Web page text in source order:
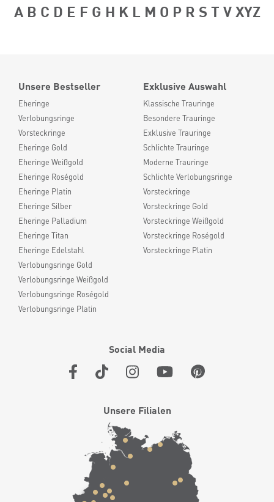
A B C D E F G H K L M O P RSTVXYZ
Unsere Bestseller
Eheringe
Verlobungsringe
Vorsteckringe
Eheringe Gold
Eheringe Weißgold
Eheringe Roségold
Eheringe Platin
Eheringe Silber
Eheringe Palladium
Eheringe Titan
Eheringe Edelstahl
Verlobungsringe Gold
Verlobungsringe Weißgold
Verlobungsringe Roségold
Verlobungsringe Platin
Exklusive Auswahl
Klassische Trauringe
Besondere Trauringe
Exklusive Trauringe
Schlichte Trauringe
Moderne Trauringe
Schlichte Verlobungsringe
Vorsteckringe
Vorsteckringe Gold
Vorsteckringe Weißgold
Vorsteckringe Roségold
Vorsteckringe Platin
Social Media
Unsere Filialen